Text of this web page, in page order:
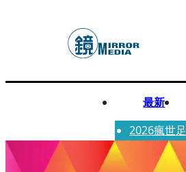
最新
2026瘋世足